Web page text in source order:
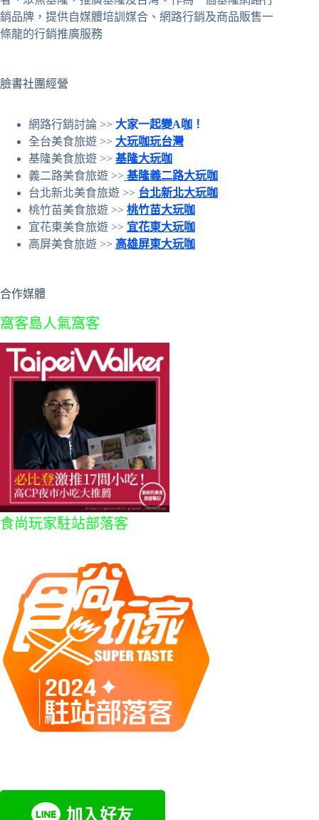
條
件
的
果
銷品牌，提供自媒體培訓媒合、網路行銷及商品販售一
條龍的行銷推廣服務
臉書社團經營
網路行銷討論 >> 大家一起變A咖！
全台美食旅遊 >> 大玩咖玩台灣
基隆美食旅遊 >> 基隆大玩咖
義二路美食旅遊 >> 基隆義二路大玩咖
台北新北美食旅遊 >> 台北新北大玩咖
桃竹苗美食旅遊 >> 桃竹苗大玩咖
宜花東美食旅遊 >> 宜花東大玩咖
高屏美食旅遊 >> 高雄屏東大玩咖
合作媒體
窩客島人氣窩客
食尚玩家駐站部落客